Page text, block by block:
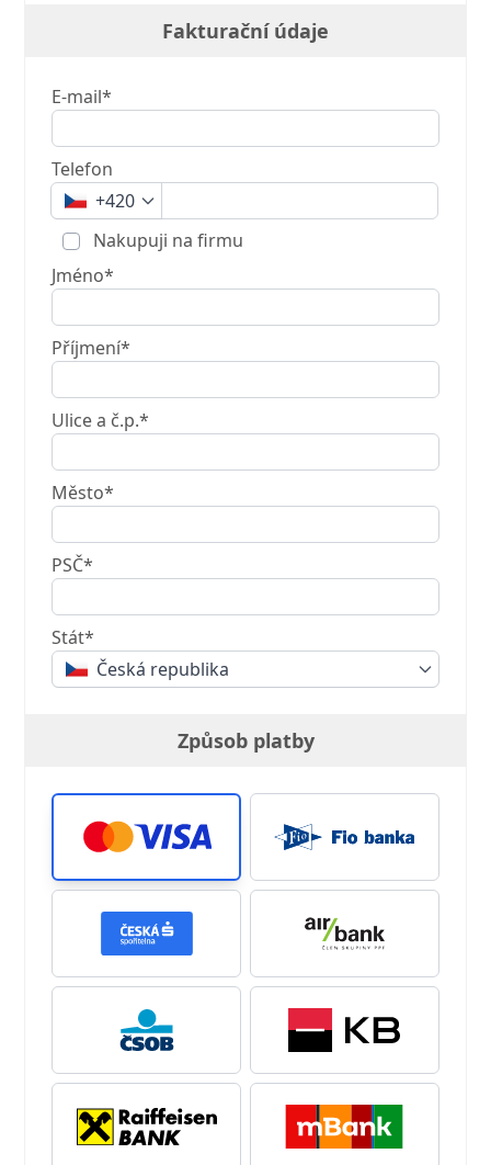
Fakturační údaje
E-mail*
Telefon
+420
Nakupuji na firmu
Jméno*
Příjmení*
Ulice a č.p.*
Město*
PSČ*
Stát*
Česká republika
Způsob platby